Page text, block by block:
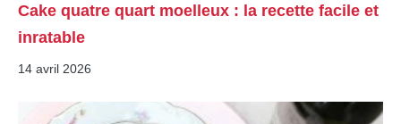
Cake quatre quart moelleux : la recette facile et
inratable
14 avril 2026